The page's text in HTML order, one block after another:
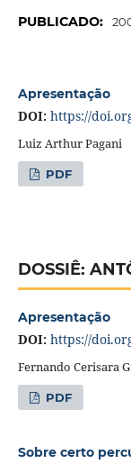
PUBLICADO:
Apresentação
DOI: https://
Luiz Arthur Pagani
PDF
DOSSIÊ:
Apresentação
DOI: https://
Fernando Cerisara
PDF
Sobre certo